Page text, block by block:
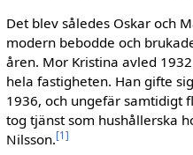
Det blev således Oskar och
modern bebodde och
åren. Mor Kristina avled
hela fastigheten. Han gifte
1936, och ungefär samtidigt
tog tjänst som hushåller­ska
Nilsson.[1 ]